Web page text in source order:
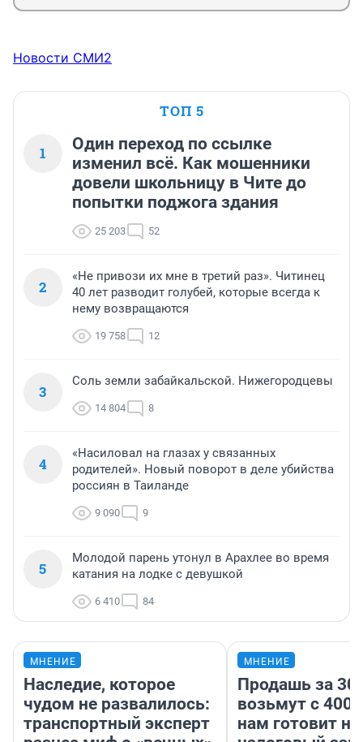
Новости СМИ2
ТОП 5
1
Один переход по ссылке
изменил всё. Как мошенники
довели школьницу в Чите до
попытки поджога здания
25 203 52
2
«Не привози их мне в третий раз». Читинец
40 лет разводит голубей, которые всегда к
нему возвращаются
19 758 12
3
Соль земли забайкальской. Нижегородцевы
14 804 8
4
«Насиловал на глазах у связанных
родителей». Новый поворот в деле убийства
россиян в Таиланде
9 090 9
5
Молодой парень утонул в Арахлее во время
катания на лодке с девушкой
6 410 84
МНЕНИЕ
Наследие, которое
чудом не развалилось:
транспортный эксперт
МНЕНИЕ
Продашь за
возьмут с
нам готовит